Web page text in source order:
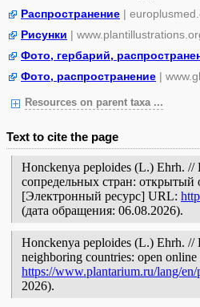
Распространение |
Рисунки |
Фото, гербарий,
Фото, распространение |
Resources on parent taxa ...
Text to cite the page
Honckenya peploides (L.) Ehrh.
сопредельных стран: открытый
[Электронный ресурс] URL:
(дата обращения: 06.08.2026).
Honckenya peploides (L.) Ehrh. //
neighboring countries: open
https://www.plantarium.ru/lang/
2026).